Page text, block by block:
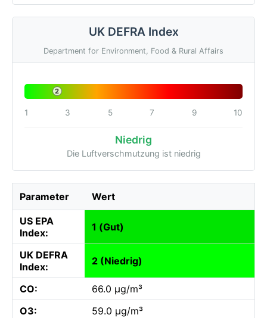
UK DEFRA Index
Department for Environment, Food & Rural Affairs
2
1 3 5 7 9 10
Niedrig
Die Luftverschmutzung ist niedrig
Parameter Wert
US EPA
Index:
1 (Gut)
UK DEFRA
Index:
2 (Niedrig)
CO:
66.0 µg/m³
O3:
59.0 µg/m³